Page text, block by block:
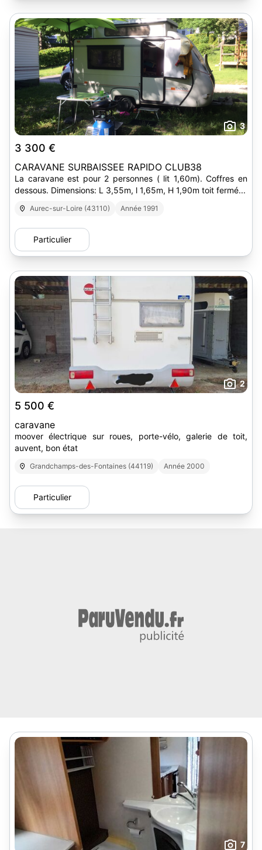
3
3 300 €
CARAVANE SURBAISSEE RAPIDO CLUB38
La caravane est pour 2 personnes ( lit 1,60m). Coffres en
dessous. Dimensions: L 3,55m, l 1,65m, H 1,90m toit fermé...
Aurec-sur-Loire (43110) Année 1991
Particulier
2
5 500 €
caravane
moover électrique sur roues, porte-vélo, galerie de toit,
auvent, bon état
Grandchamps-des-Fontaines (44119) Année 2000
Particulier
7